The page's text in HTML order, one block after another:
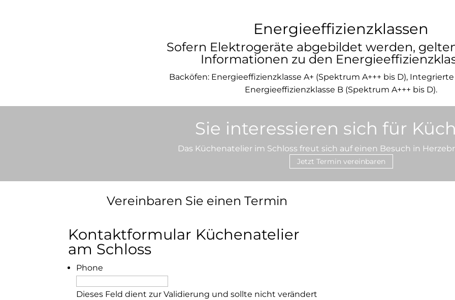
Energieeffizienzklassen
Sofern Elektrogeräte abgebildet werden,
Informationen zu den
Backöfen: Energieeffizienzklasse A+ (Spektrum A+++ bis D),
Energieeffizienzklasse B (Spektrum A+++ bis D).
Sie interessieren sich für
Das Küchenatelier im Schloss freut sich auf einen Besuch in
Jetzt Termin vereinbaren
Vereinbaren Sie einen Termin
Kontaktformular Küchenatelier
am Schloss
Phone
Dieses Feld dient zur Validierung und sollte nicht verändert